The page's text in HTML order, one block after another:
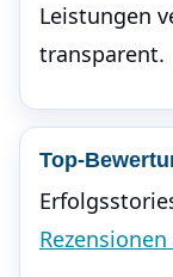
Leistungen
transparent.
Top-